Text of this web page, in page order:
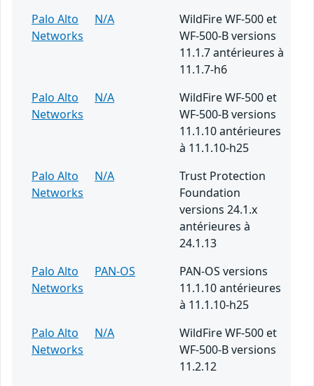
Palo Alto
Networks
N/A
WildFire WF-500 et
WF-500-B versions
11.1.7 antérieures à
11.1.7-h6
Palo Alto
Networks
N/A
WildFire WF-500 et
WF-500-B versions
11.1.10 antérieures
à 11.1.10-h25
Palo Alto
Networks
N/A
Trust Protection
Foundation
versions 24.1.x
antérieures à
24.1.13
Palo Alto
Networks
PAN-OS
PAN-OS versions
11.1.10 antérieures
à 11.1.10-h25
Palo Alto
Networks
N/A
WildFire WF-500 et
WF-500-B versions
11.2.12